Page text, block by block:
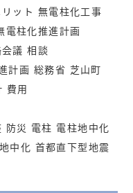
ット 無電柱化工事
電柱化推進計画
議 相談
計画 総務省 芝山町
費用
防災 電柱 電柱地中化
中化 首都直下型地震